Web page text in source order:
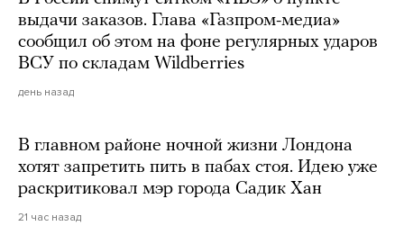
выдачи заказов. Глава «Газпром-медиа»
сообщил об этом на фоне регулярных ударов
ВСУ по складам Wildberries
день назад
В главном районе ночной жизни Лондона
хотят запретить пить в пабах стоя. Идею уже
раскритиковал мэр города Садик Хан
21 час назад